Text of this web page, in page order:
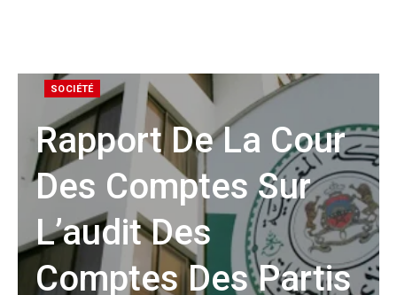
SOCIÉTÉ
Rapport De La Cour
Des Comptes Sur
L’audit Des
Comptes Des Partis